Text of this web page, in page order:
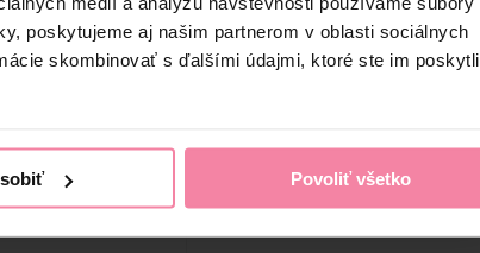
poskytujeme aj našim partnerom v oblasti sociálnych
skombinovať s ďalšími údajmi, ktoré ste im poskytli
Povoliť všetko
6,19
5,29
Dostupné online
v 223 predajniach
6,69
6,29
Dostupnév 222 predajniach